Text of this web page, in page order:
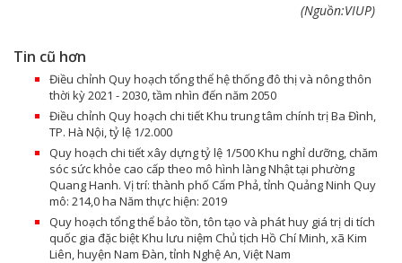
(Nguồn:VIUP)
Tin cũ hơn
Điều chỉnh Quy hoạch tổng thể hệ thống đô thị và nông thôn
thời kỳ 2021 - 2030, tầm nhìn đến năm 2050
Điều chỉnh Quy hoạch chi tiết Khu trung tâm chính trị Ba Đình,
TP. Hà Nội, tỷ lệ 1/2.000
Quy hoạch chi tiết xây dựng tỷ lệ 1/500 Khu nghỉ dưỡng, chăm
sóc sức khỏe cao cấp theo mô hình làng Nhật tại phường
Quang Hanh. Vị trí: thành phố Cẩm Phả, tỉnh Quảng Ninh Quy
mô: 214,0 ha Năm thực hiện: 2019
Quy hoạch tổng thể bảo tồn, tôn tạo và phát huy giá trị di tích
quốc gia đặc biệt Khu lưu niệm Chủ tịch Hồ Chí Minh, xã Kim
Liên, huyện Nam Đàn, tỉnh Nghệ An, Việt Nam